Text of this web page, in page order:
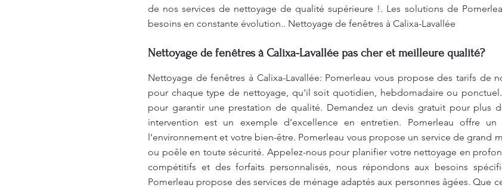
de nos services de nettoyage de qualité supérieure !. Les solutions de
besoins en constante évolution.. Nettoyage de fenêtres à Calixa-Lavallée
Nettoyage de fenêtres à Calixa-Lavallée pas cher et meilleure qualité?
Nettoyage de fenêtres à Calixa-Lavallée: Pomerleau vous propose des tarifs de
pour chaque type de nettoyage, qu'il soit quotidien, hebdomadaire ou
pour garantir une prestation de qualité. Demandez un devis gratuit pour plus
intervention est un exemple d’excellence en entretien. Pomerleau offre
l’environnement et votre bien-être. Pomerleau vous propose un service de grand
ou poêle en toute sécurité. Appelez-nous pour planifier votre nettoyage en
compétitifs et des forfaits personnalisés, nous répondons aux besoins
Pomerleau propose des services de ménage adaptés aux personnes âgées. Que